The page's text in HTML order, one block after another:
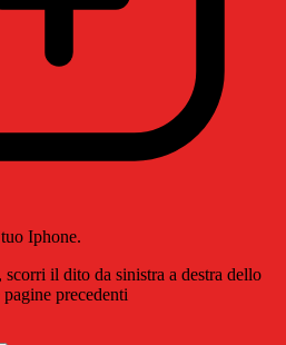
Iphone.
il dito da sinistra a destra dello
precedenti